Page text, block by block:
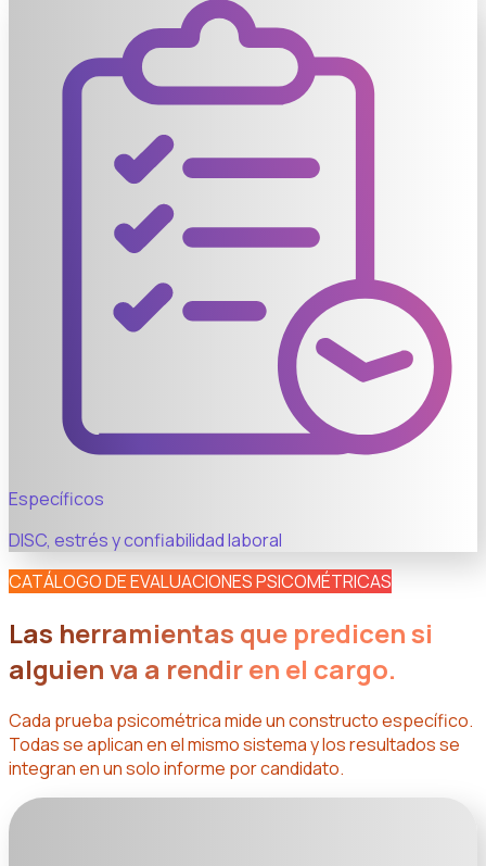
Específicos
DISC, estrés y confiabilidad laboral
CATÁLOGO DE EVALUACIONES PSICOMÉTRICAS
Las herramientas que predicen si
alguien va a rendir en el cargo.
Cada prueba psicométrica mide un constructo específico.
Todas se aplican en el mismo sistema y los resultados se
integran en un solo informe por candidato.